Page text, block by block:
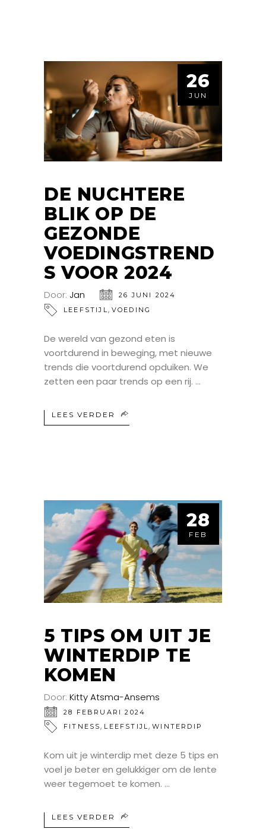
26
JUN
DE NUCHTERE
BLIK OP DE
GEZONDE
VOEDINGSTREND
S VOOR 2024
Door: Jan
26 JUNI 2024
LEEFSTIJL, VOEDING
De wereld van gezond eten is
voortdurend in beweging, met nieuwe
trends die voortdurend opduiken. We
zetten een paar trends op een rij.
LEES VERDER
28
FEB
5 TIPS OM UIT JE
WINTERDIP TE
KOMEN
Door: Kitty Atsma-Ansems
28 FEBRUARI 2024
FITNESS, LEEFSTIJL,WINTERDIP
Kom uit je winterdip met deze 5 tips en
voel je beter en gelukkiger om de lente
weer tegemoet te komen.
LEES VERDER